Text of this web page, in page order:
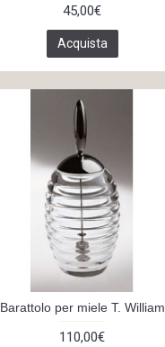
45,00€
Acquista
Barattolo per miele T. William
110,00€